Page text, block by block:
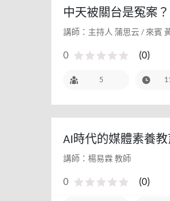
中天被關台是冤案
干擾下的新聞自由何
講師：主持人 蒲思云 / 來賓
0 (0)
5
AI時代的媒體素養
鄉校本與媒素的相遇
講師：楊易霖 教師
0 (0)